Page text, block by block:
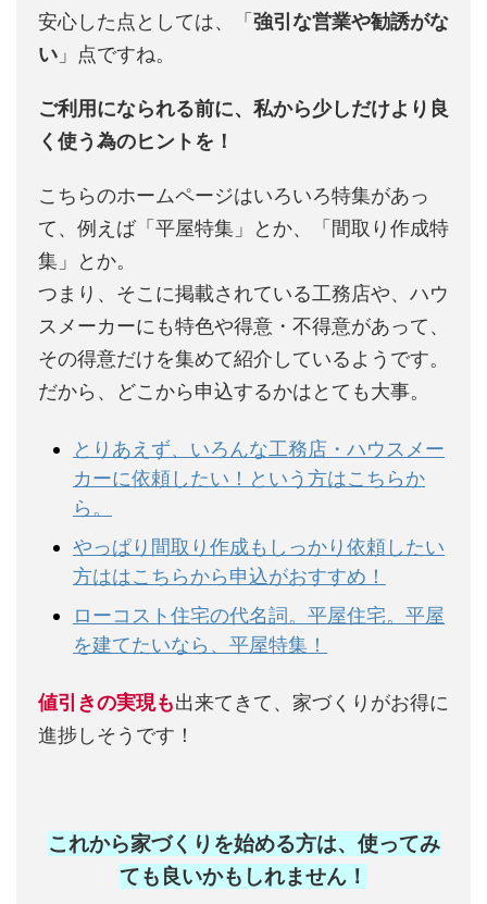
安心した点としては、「強引な営業や勧誘がな
い 」点ですね。
ご利用になられる前に、私から少しだけより良
く使う為のヒントを！
こちらのホームページはいろいろ特集があっ
て、例えば「平屋特集」とか、「間取り作成特
集」とか。
つまり、そこに掲載されている工務店や、ハウ
スメーカーにも特色や得意・不得意があって、
その得意だけを集めて紹介しているようです。
だから、どこから申込するかはとても大事。
とりあえず、いろんな工務店・ハウスメー
カーに依頼したい！という方はこちらか
ら。
やっぱり間取り作成もしっかり依頼したい
方ははこちらから申込がおすすめ！
ローコスト住宅の代名詞。平屋住宅。平屋
を建てたいなら、平屋特集！
値引きの実現も出来てきて、家づくりがお得に
進捗しそうです！
これから家づくりを始める方は、使ってみ
ても良いかもしれません ！